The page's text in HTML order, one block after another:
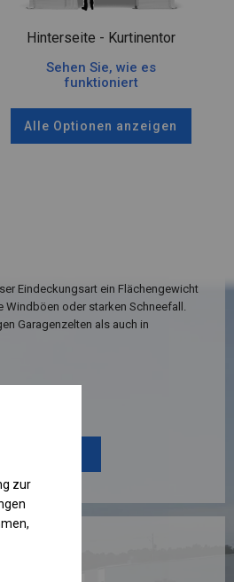
Hinterseite - Kurtinentor
Sehen Sie, wie es
funktioniert
Alle Optionen anzeigen
Eindeckungsart ein Flächengewicht
oder starken Schneefall.
Garagenzelten als auch in
zur